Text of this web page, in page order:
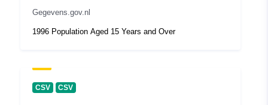
Gegevens.gov.nl
1996 Population Aged 15 Years and Over
CSV CSV